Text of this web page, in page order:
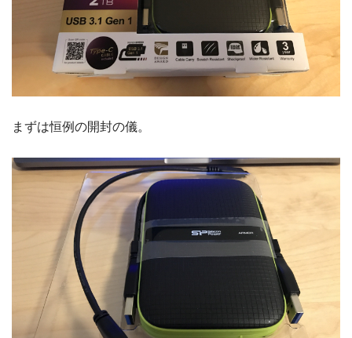
まずは恒例の開封の儀。